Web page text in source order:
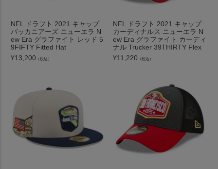
NFL ドラフト 2021 キャップ
バッカニアーズ ニューエラ N
ew Era グラファイト レッド 5
9FIFTY Fitted Hat
¥13,200 （税込）
NFL ドラフト 2021 キャップ
カーディナルス ニューエラ N
ew Era グラファイト カーディ
ナル Trucker 39THIRTY Flex
¥11,220 （税込）